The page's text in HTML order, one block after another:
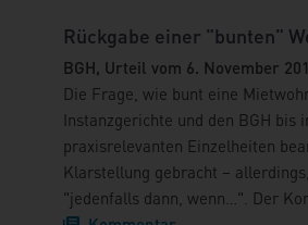
Rückgabe einer "bunten"
BGH, Urteil vom 6. November
Die Frage, wie bunt eine
Instanzgerichte und den BGH
praxisrelevanten Einzelheiten
Klarstellung gebracht –
"jedenfalls dann, wenn…". Der